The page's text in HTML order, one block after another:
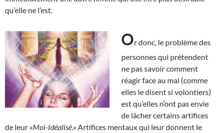
qu’elle ne l’est.
Or donc, le problème des
personnes qui prétendent
ne pas savoir comment
réagir face au mal (comme
elles le disent si volontiers)
est qu’elles n’ont pas envie
de lâcher certains artifices
de leur «Moi-Idéalisé.» Artifices mentaux qui leur donnent le